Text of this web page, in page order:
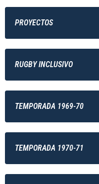
PROYECTOS
RUGBY INCLUSIVO
TEMPORADA 1969-70
TEMPORADA 1970-71